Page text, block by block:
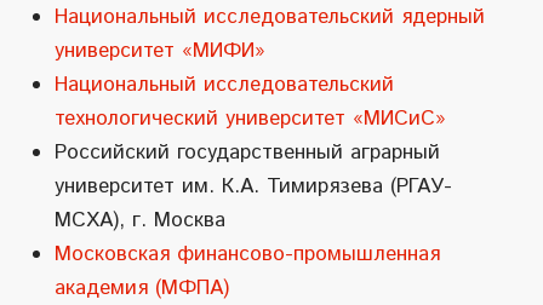
Национальный исследовательский ядерный
университет «МИФИ»
Национальный исследовательский
технологический университет «МИСиС»
Российский государственный аграрный
университет им. К.А. Тимирязева (РГАУ-
МСХА), г. Москва
Московская финансово-промышленная
академия (МФПА)